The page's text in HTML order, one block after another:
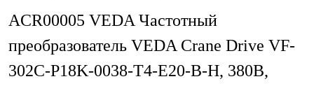
ACR00005 VEDA Частотный
преобразователь VEDA Crane Drive VF-
302C-P18K-0038-T4-E20-B-H, 380В,